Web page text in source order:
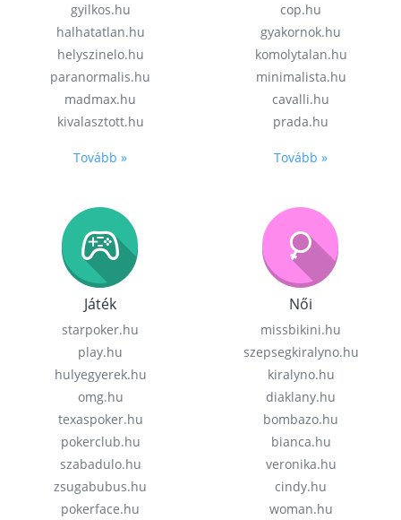
gyilkos.hu
halhatatlan.hu
helyszinelo.hu
paranormalis.hu
madmax.hu
kivalasztott.hu
Tovább »
cop.hu
gyakornok.hu
komolytalan.hu
minimalista.hu
cavalli.hu
prada.hu
Tovább »
Játék
starpoker.hu
play.hu
hulyegyerek.hu
omg.hu
texaspoker.hu
pokerclub.hu
szabadulo.hu
zsugabubus.hu
pokerface.hu
Női
missbikini.hu
szepsegkiralyno.hu
kiralyno.hu
diaklany.hu
bombazo.hu
bianca.hu
veronika.hu
cindy.hu
woman.hu